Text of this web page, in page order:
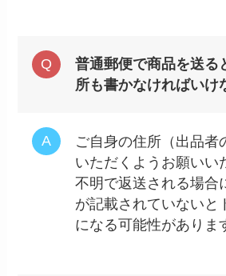
普通郵便で商品を送る
所も書かなければいけ
ご自身の住所（出品者
いただくようお願いい
不明で返送される場合
が記載されていないと
になる可能性がありま